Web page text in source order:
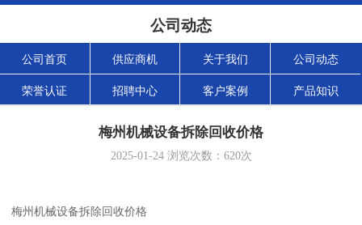
公司动态
公司首页 供应商机 关于我们 公司动态
荣誉认证 招聘中心 客户案例 产品知识
梅州机械设备拆除回收价格
2025-01-24浏览次数： 620次
梅州机械设备拆除回收价格